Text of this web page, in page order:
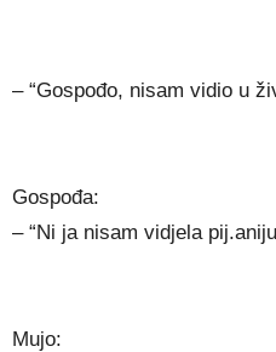
– “Gospođo, nisam vidio u
Gospođa:
– “Ni ja nisam vidjela
Mujo: